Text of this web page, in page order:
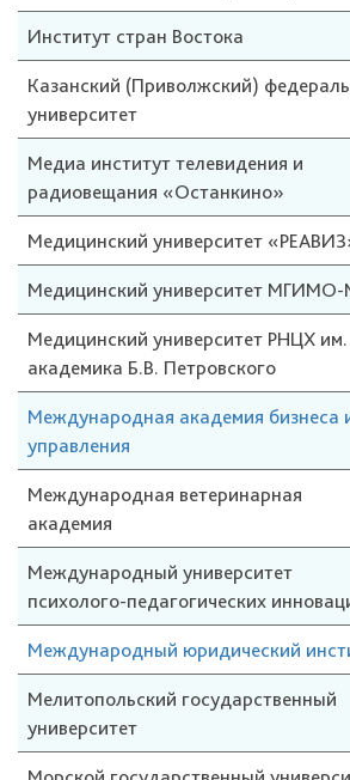
Институт стран Востока
Казанский (Приволжский)
университет
Медиа институт телевидения и
радиовещания «Останкино»
Медицинский университет
Медицинский университет
Медицинский университет РНЦХ им.
академика Б.В. Петровского
Международная академия бизнеса
управления
Международная ветеринарная
академия
Международный университет
психолого-педагогических
Международный юридический
Мелитопольский государственный
университет